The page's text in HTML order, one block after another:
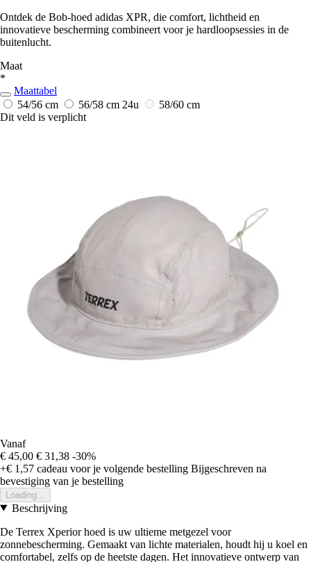
Ontdek de Bob-hoed adidas XPR, die comfort, lichtheid en
innovatieve bescherming combineert voor je hardloopsessies in de
buitenlucht.
Maat
*
Maattabel
54/56 cm
56/58 cm 24u
58/60 cm
Dit veld is verplicht
Vanaf
€ 45,00 € 31,38 -30%
+€ 1,57 cadeau voor je volgende bestelling Bijgeschreven na
bevestiging van je bestelling
Loading...
Beschrijving
De Terrex Xperior hoed is uw ultieme metgezel voor
zonnebescherming. Gemaakt van lichte materialen, houdt hij u koel en
comfortabel, zelfs op de heetste dagen. Het innovatieve ontwerp van